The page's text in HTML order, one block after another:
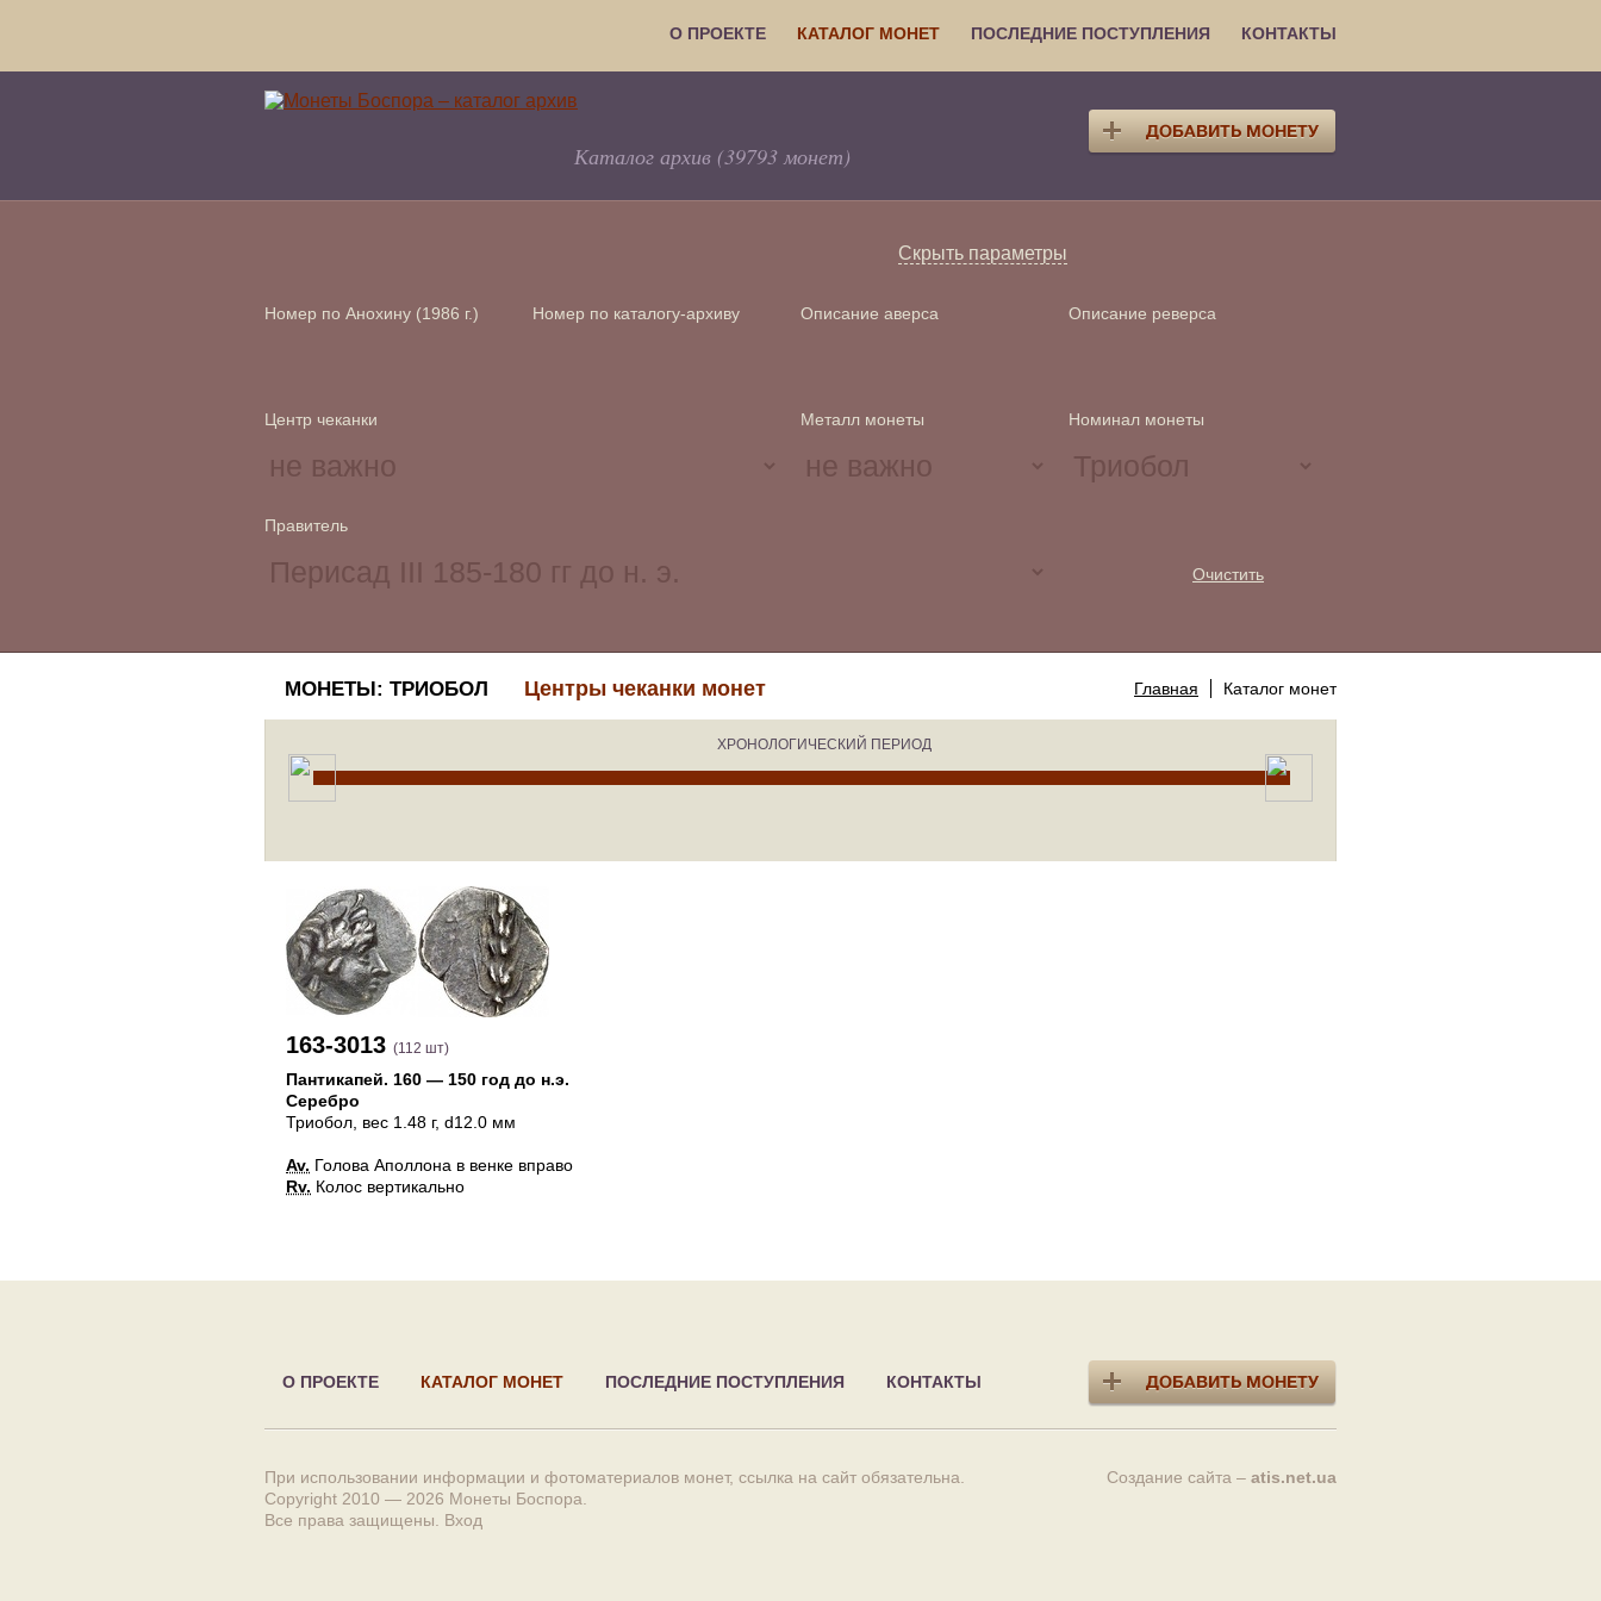
О ПРОЕКТЕ КАТАЛОГ МОНЕТ ПОСЛЕДНИЕ ПОСТУПЛЕНИЯ КОНТАКТЫ
Каталог архив (39793 монет)
Скрыть параметры
Номер по Анохину (1986 г.) Номер по каталогу-архиву Описание аверса Описание реверса
Центр чеканки Металл монеты Номинал монеты
Правитель
Очистить
Главная Каталог монет
МОНЕТЫ: ТРИОБОЛ Центры чеканки монет
ХРОНОЛОГИЧЕСКИЙ ПЕРИОД
163-3013 (112 шт)
Пантикапей. 160 — 150 год до н.э.
Серебро
Триобол , вес 1.48 г, d12.0 мм
Av. Голова Аполлона в венке вправо
Rv. Колос вертикально
О ПРОЕКТЕ КАТАЛОГ МОНЕТ ПОСЛЕДНИЕ ПОСТУПЛЕНИЯ КОНТАКТЫ
Создание сайта – atis.net.ua
При использовании информации и фотоматериалов монет, ссылка на сайт обязательна.
Copyright 2010 — 2026 Монеты Боспора
Все права защищены. Вход